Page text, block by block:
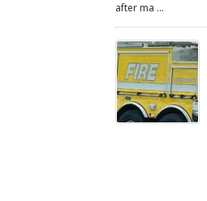
after ma ...